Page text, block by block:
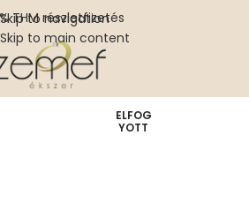
Skip to navigation
Skip to main content
THM részletfizetés
ELFOG
YOTT